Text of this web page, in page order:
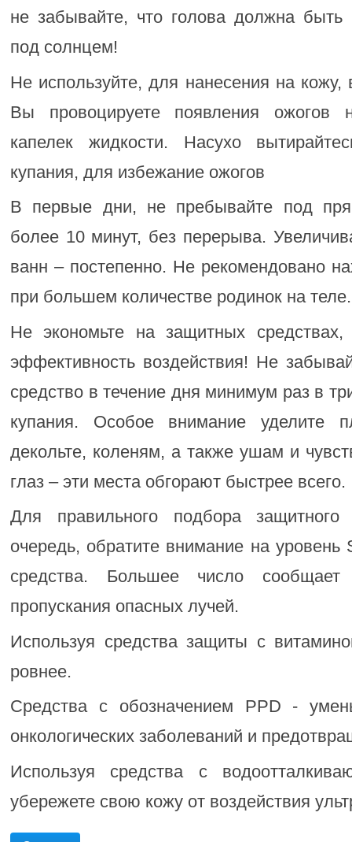
не забывайте, что голова должна быть
под солнцем!
Не используйте, для нанесения на кожу,
Вы провоцируете появления ожогов
капелек жидкости. Насухо
купания, для избежание ожогов
В первые дни, не пребывайте под
более 10 минут, без перерыва.
ванн – постепенно. Не рекомендовано
при большем количестве родинок на теле.
Не экономьте на защитных средствах,
эффективность воздействия! Не
средство в течение дня минимум раз в
купания. Особое внимание уделите
декольте, коленям, а также ушам и
глаз – эти места обгорают быстрее всего.
Для правильного подбора
очередь, обратите внимание на
средства. Большее число
пропускания опасных лучей.
Используя средства защиты с
ровнее.
Средства с обозначением PPD -
онкологических заболеваний и
Используя средства с
убережете свою кожу от воздействия